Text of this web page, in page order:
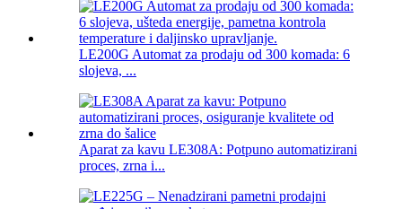
LE200G Automat za prodaju od 300 komada: 6
slojeva, ...
Aparat za kavu LE308A: Potpuno automatizirani
proces, zrna i...